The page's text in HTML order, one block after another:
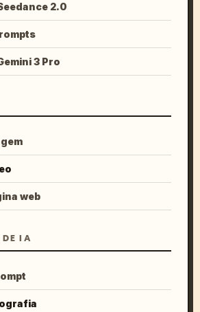
2.0
3 Pro
web
DE IA